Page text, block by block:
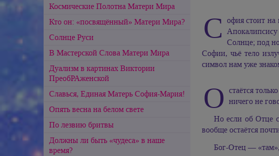
Космические Полотна Матери Мира
Кто он: «посвящённый» Матери Мира?
Солнце Руси
В Мастерской Слова Матери Мира
Дуализм в картинах Виктории
ПреобРАженской
Славься, Единая Матерь София-Мария!
Опять весна на белом свете
По лезвию бритвы
Должны ли быть «чудеса» в наше
время?
С офия стоит на
Солнце; под
Софии, чьё тело
символ нам уже
О стаётся
ничего не
Но если об Отце
вообще остаётся
Бог-Отец — «там»,